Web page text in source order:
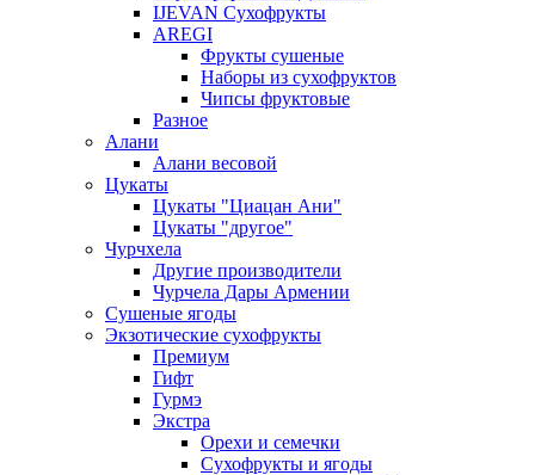
IJEVAN Сухофрукты
AREGI
Фрукты сушеные
Наборы из сухофруктов
Чипсы фруктовые
Разное
Алани
Алани весовой
Цукаты
Цукаты "Циацан Ани"
Цукаты "другое"
Чурчхела
Другие производители
Чурчела Дары Армении
Сушеные ягоды
Экзотические сухофрукты
Премиум
Гифт
Гурмэ
Экстра
Орехи и семечки
Сухофрукты и ягоды